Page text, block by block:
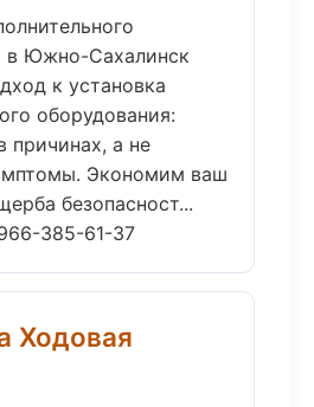
в Южно-Сахалинск
к установка
оборудования:
причинах, а не
Экономим ваш
безопасност...
385-61-37
Ходовая